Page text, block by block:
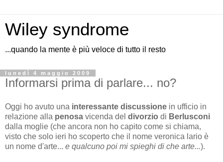
Wiley syndrome
...quando la mente è più veloce di tutto il resto
lunedì 4 maggio 2009
Informarsi prima di parlare... no?
Oggi ho avuto una interessante discussione in ufficio in
relazione alla penosa vicenda del divorzio di Berlusconi
dalla moglie (che ancora non ho capito come si chiama,
visto che solo ieri ho scoperto che il nome veronica lario è
un nome d'arte... e qualcuno poi mi spieghi di che arte...).